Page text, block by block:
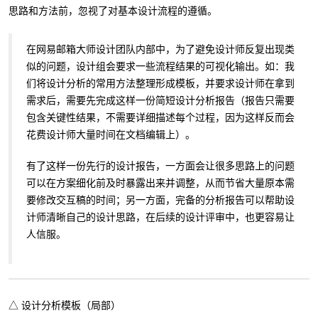
思路和方法前，忽视了对基本设计流程的遵循。
在网易邮箱大师设计团队内部中，为了避免设计师反复出现类
似的问题，设计组会要求一些流程结果的可视化输出。如：我
们将设计分析的常用方法整理形成模板，并要求设计师在拿到
需求后，需要先完成这样一份简短设计分析报告（报告只需要
包含关键性结果，不需要详细描述每个过程，因为这样反而会
花费设计师大量时间在文档编辑上）。
有了这样一份先行的设计报告，一方面会让很多思路上的问题
可以在方案细化前及时暴露出来并调整，从而节省大量原本需
要修改交互稿的时间；另一方面，完备的分析报告可以帮助设
计师清晰自己的设计思路，在后续的设计评审中，也更容易让
人信服。
△ 设计分析模板（局部）